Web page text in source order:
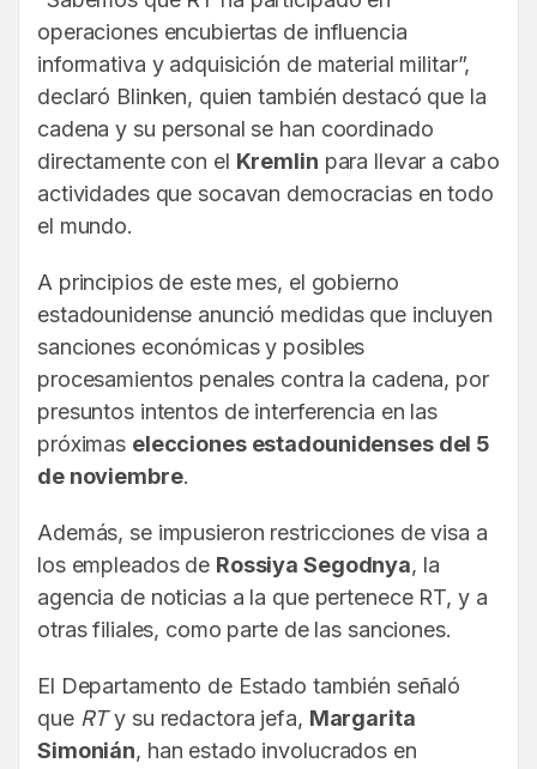
operaciones encubiertas de influencia
informativa y adquisición de material militar”,
declaró Blinken, quien también destacó que la
cadena y su personal se han coordinado
directamente con el Kremlin para llevar a cabo
actividades que socavan democracias en todo
el mundo.
A principios de este mes, el gobierno
estadounidense anunció medidas que incluyen
sanciones económicas y posibles
procesamientos penales contra la cadena, por
presuntos intentos de interferencia en las
próximas elecciones estadounidenses del 5
de noviembre.
Además, se impusieron restricciones de visa a
los empleados de Rossiya Segodnya, la
agencia de noticias a la que pertenece RT, y a
otras filiales, como parte de las sanciones.
El Departamento de Estado también señaló
que RTy su redactora jefa, Margarita
Simonián, han estado involucrados en